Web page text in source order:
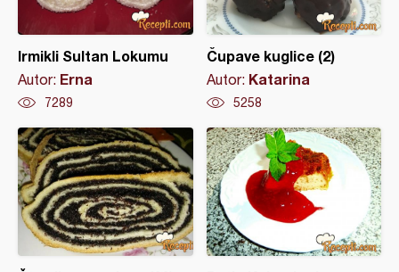
Irmikli Sultan Lokumu
Autor: Erna
7289
Čupave kuglice (2)
Autor: Katarina
5258